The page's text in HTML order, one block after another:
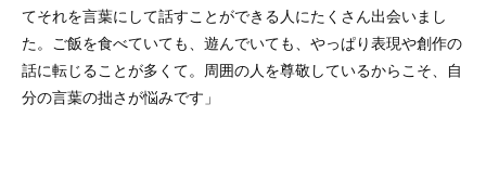
てそれを言葉にして話すことができる人にたくさん出会いまし
た。ご飯を食べていても、遊んでいても、やっぱり表現や創作の
話に転じることが多くて。周囲の人を尊敬しているからこそ、自
分の言葉の拙さが悩みです」